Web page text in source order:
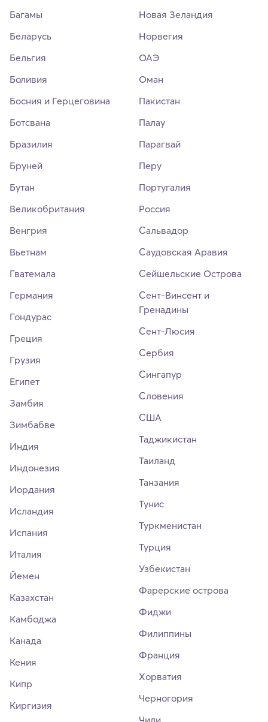
Багамы
Беларусь
Бельгия
Боливия
Босния и Герцеговина
Ботсвана
Бразилия
Бруней
Бутан
Великобритания
Венгрия
Вьетнам
Гватемала
Германия
Гондурас
Греция
Грузия
Египет
Замбия
Зимбабве
Индия
Индонезия
Иордания
Исландия
Испания
Италия
Йемен
Казахстан
Камбоджа
Канада
Кения
Кипр
Киргизия
Новая Зеландия
Норвегия
ОАЭ
Оман
Пакистан
Палау
Парагвай
Перу
Португалия
Россия
Сальвадор
Саудовская Аравия
Сейшельские Острова
Сент-Винсент и
Гренадины
Сент-Люсия
Сербия
Сингапур
Словения
США
Таджикистан
Таиланд
Танзания
Тунис
Туркменистан
Турция
Узбекистан
Фарерские острова
Фиджи
Филиппины
Франция
Хорватия
Черногория